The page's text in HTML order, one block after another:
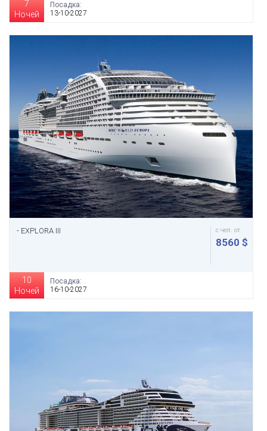
7
Ночей
Посадка:
13-10-2027
- EXPLORA III с чел. от
8560 $
10
Ночей
Посадка:
16-10-2027